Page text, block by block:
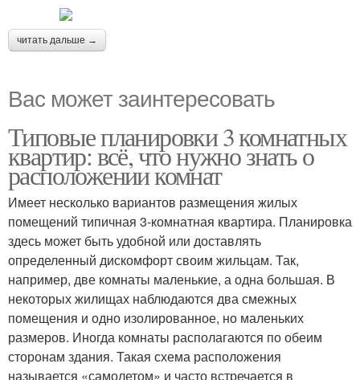
читать дальше →
Вас может заинтересовать
Типовые планировки 3 комнатных
квартир: всё, что нужно знать о
расположении комнат
Имеет несколько вариантов размещения жилых
помещений типичная 3-комнатная квартира. Планировка
здесь может быть удобной или доставлять
определенный дискомфорт своим жильцам. Так,
например, две комнаты маленькие, а одна большая. В
некоторых жилищах наблюдаются два смежных
помещения и одно изолированное, но маленьких
размеров. Иногда комнаты располагаются по обеим
сторонам здания. Такая схема расположения
называется «самолетом» и часто встречается в